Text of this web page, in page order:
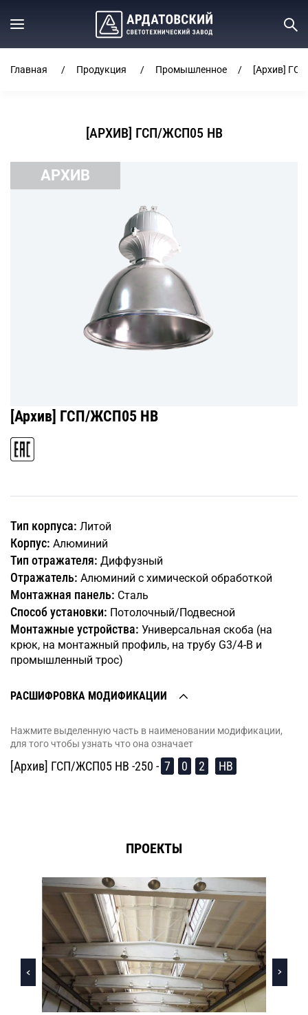
Главная Продукция Промышленное [Архив]
[АРХИВ] ГСП/ЖСП05 HB
АРХИВ
[Архив] ГСП/ЖСП05 HB
Тип корпуса: Литой
Корпус: Алюминий
Тип отражателя: Диффузный
Отражатель: Алюминий с химической обработкой
Монтажная панель: Сталь
Способ установки: Потолочный/Подвесной
Монтажные устройства: Универсальная скоба (на
крюк, на монтажный профиль, на трубу G3/4-B и
промышленный трос)
РАСШИФРОВКА МОДИФИКАЦИИ
Нажмите выделенную часть в наименовании модификации,
для того чтобы узнать что она означает
[Архив] ГСП/ЖСП05 HB -250 - 7 0 2 HB
ПРОЕКТЫ